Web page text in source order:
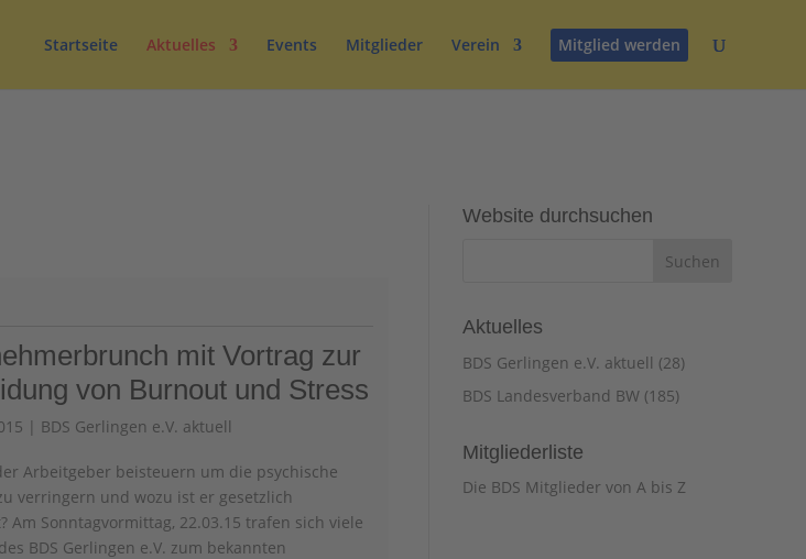
Startseite Aktuelles Events Mitglieder Verein Mitglied werden
mit Vortrag zur
von Burnout und Stress
| BDS Gerlingen e.V. aktuell
Arbeitgeber beisteuern um die psychische
verringern und wozu ist er gesetzlich
Am Sonntagvormittag, 22.03.15 trafen sich viele
BDS Gerlingen e.V. zum bekannten
Website durchsuchen
Aktuelles
BDS Gerlingen e.V. aktuell (28)
BDS Landesverband BW(185)
Mitgliederliste
Die BDS Mitglieder von A bis Z